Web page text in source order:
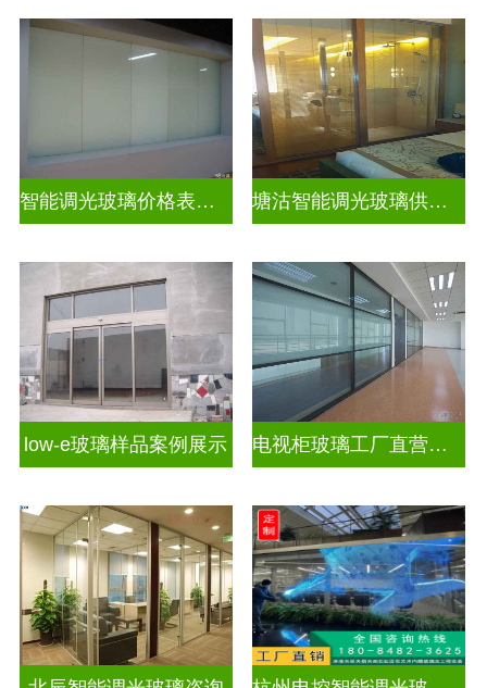
智能调光玻璃价格表图片及价格 塘沽智能调光玻璃供应商
low-e玻璃样品案例展示 电视柜玻璃工厂直营生产